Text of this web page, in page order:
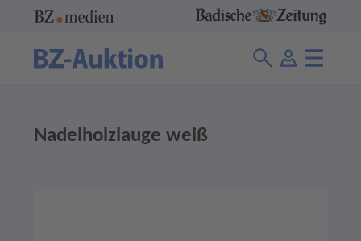
Nadelholzlauge weiß